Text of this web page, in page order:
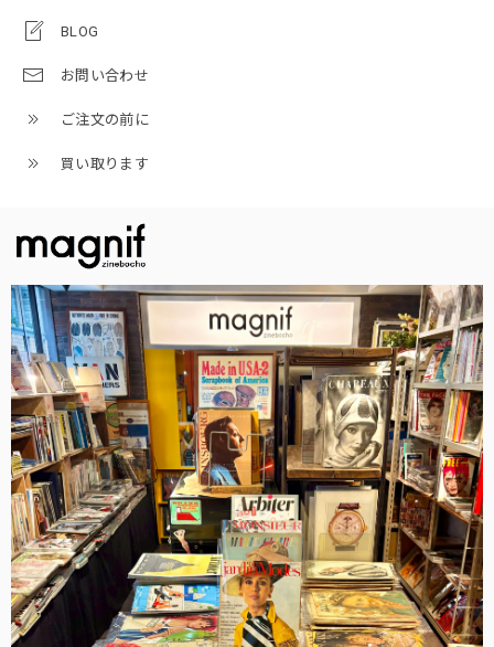
BLOG
お問い合わせ
ご注文の前に
買い取ります